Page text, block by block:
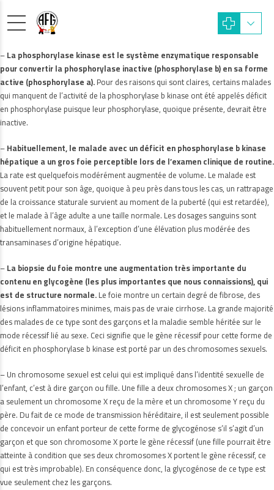
–La phosphorylase kinase est le système enzymatique responsable
pour convertir la phosphorylase inactive (phosphorylase b) en sa forme
active (phosphorylase a).Pour des raisons qui sont claires, certains malades
qui manquent de l’activité de la phosphorylase b kinase ont été appelés déficit
en phosphorylase puisque leur phosphorylase, quoique présente, devrait être
inactive.
–Habituellement, le malade avec un déficit en phosphorylase b kinase
hépatique a un gros foie perceptible lors de l’examen clinique de routine.
La rate est quelquefois modérément augmentée de volume. Le malade est
souvent petit pour son âge, quoique à peu près dans tous les cas, un rattrapage
de la croissance staturale survient au moment de la puberté (qui est retardée),
et le malade à l’âge adulte a une taille normale. Les dosages sanguins sont
habituellement normaux, à l’exception d’une élévation plus modérée des
transaminases d’origine hépatique.
–La biopsie du foie montre une augmentation très importante du
contenu en glycogène (les plus importantes que nous connaissions), qui
est de structure normale.Le foie montre un certain degré de fibrose, des
lésions inflammatoires minimes, mais pas de vraie cirrhose. La grande majorité
des malades de ce type sont des garçons et la maladie semble héritée sur le
mode récessif lié au sexe. Ceci signifie que le gène récessif pour cette forme de
déficit en phosphorylase b kinase est porté par un des chromosomes sexuels.
– Un chromosome sexuel est celui qui est impliqué dans l’identité sexuelle de
l’enfant, c’est à dire garçon ou fille. Une fille a deux chromosomes X ; un garçon
a seulement un chromosome X reçu de la mère et un chromosome Y reçu du
père. Du fait de ce mode de transmission héréditaire, il est seulement possible
de concevoir un enfant porteur de cette forme de glycogénose s’il s’agit d’un
garçon et que son chromosome X porte le gène récessif (une fille pourrait être
atteinte à condition que ses deux chromosomes X portent le gène récessif, ce
qui est très improbable). En conséquence donc, la glycogénose de ce type est
vue seulement chez les garçons.